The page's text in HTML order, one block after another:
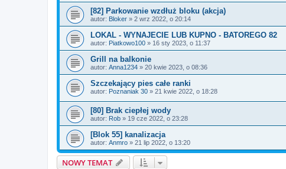
[82] Parkowanie wzdłuż bloku (akcja)
autor: Bloker » 2 wrz 2022, o 20:14
LOKAL - WYNAJECIE LUB KUPNO - BATOREGO 82
autor: Piatkowo100 » 16 sty 2023, o 11:37
Grill na balkonie
autor: Anna1234 » 20 kwie 2023, o 08:36
Szczekający pies całe ranki
autor: Poznaniak 30 » 21 kwie 2022, o 18:28
[80] Brak ciepłej wody
autor: Rob » 19 cze 2022, o 23:28
[Blok 55] kanalizacja
autor: Anmro » 21 lip 2022, o 13:20
NOWY TEMAT